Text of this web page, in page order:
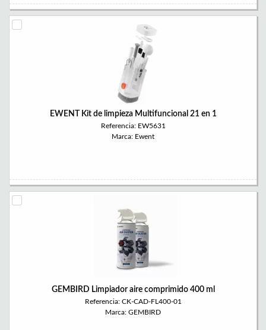
EWENT Kit de limpieza Multifuncional 21 en 1
Referencia: EW5631
Marca: Ewent
GEMBIRD Limpiador aire comprimido 400 ml
Referencia: CK-CAD-FL400-01
Marca: GEMBIRD